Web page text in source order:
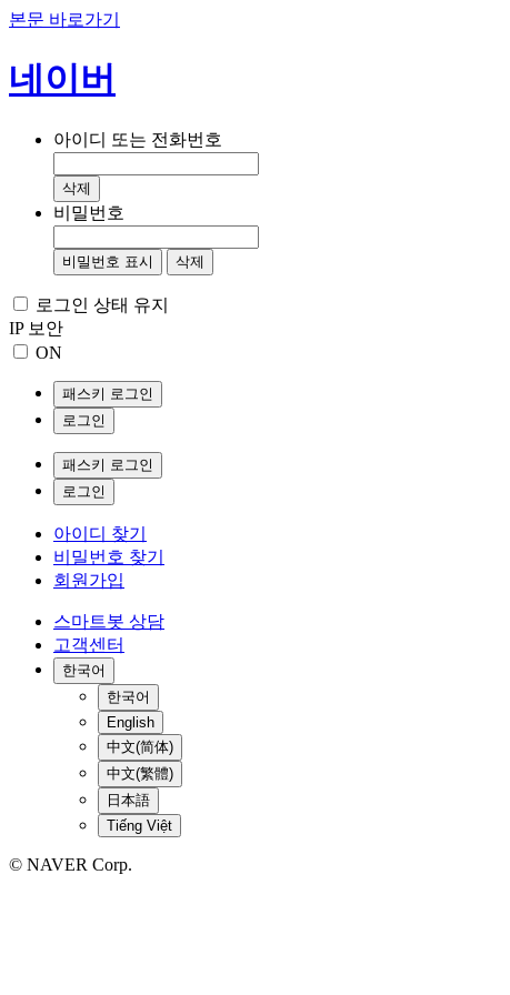
본문 바로가기
네이버
아이디 또는 전화번호
삭제
비밀번호
비밀번호 표시 삭제
로그인 상태 유지
IP 보안
ON
패스키 로그인
로그인
패스키 로그인
로그인
아이디 찾기
비밀번호 찾기
회원가입
스마트봇 상담
고객센터
한국어
한국어
English
中文(简体)
中文(繁體)
日本語
Tiếng Việt
© NAVER Corp.